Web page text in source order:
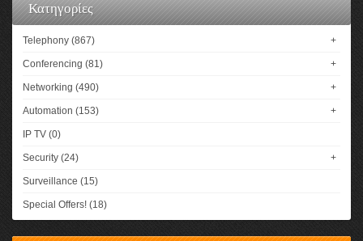
Κατηγορίες
Telephony (867) +
Conferencing (81) +
Networking (490) +
Automation (153) +
IP TV (0)
Security (24) +
Surveillance (15)
Special Offers! (18)